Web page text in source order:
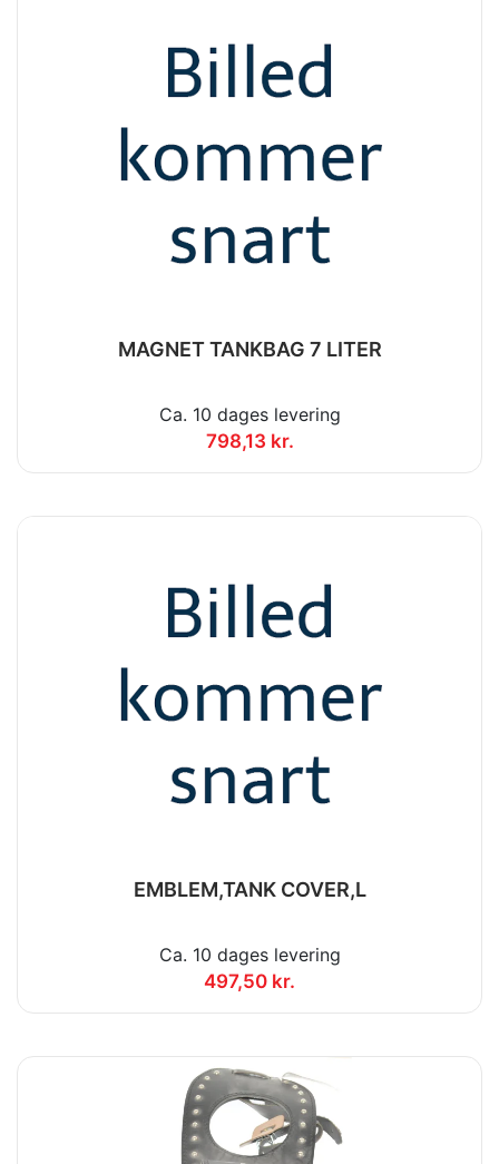
MAGNET TANKBAG 7 LITER
Ca. 10 dages levering
798,13 kr.
EMBLEM,TANK COVER,L
Ca. 10 dages levering
497,50 kr.